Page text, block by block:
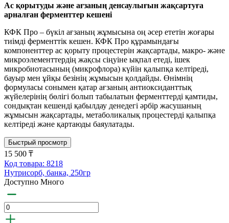
Ас қорытуды және ағзаның денсаулығын жақсартуға
арналған ферменттер кешені
КФК Про – бүкіл ағзаның жұмысына оң әсер ететін жоғары
тиімді ферменттік кешен. КФК Про құрамындағы
компоненттер ас қорыту процестерін жақсартады, макро- және
микроэлементтердің жақсы сіңуіне ықпал етеді, ішек
микробиотасының (микрофлора) күйін қалыпқа келтіреді,
бауыр мен ұйқы безінің жұмысын қолдайды. Өнімнің
формуласы сонымен қатар ағзаның антиоксиданттық
жүйелерінің бөлігі болып табылатын ферменттерді қамтиды,
сондықтан кешенді қабылдау денедегі әрбір жасушаның
жұмысын жақсартады, метаболикалық процестерді қалыпқа
келтіреді және қартаюды баяулатады.
Быстрый просмотр
15 500 ₸
Код товара: 8218
Нутрисорб, банка, 250гр
Доступно Много